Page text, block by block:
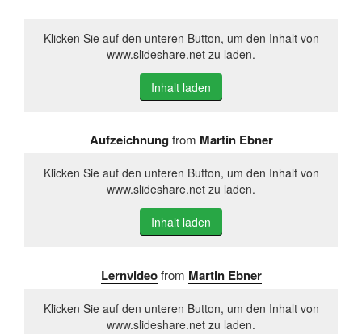
Klicken Sie auf den unteren Button, um den Inhalt von
www.slideshare.net zu laden.
Inhalt laden
Aufzeichnung from Martin Ebner
Klicken Sie auf den unteren Button, um den Inhalt von
www.slideshare.net zu laden.
Inhalt laden
Lernvideo from Martin Ebner
Klicken Sie auf den unteren Button, um den Inhalt von
www.slideshare.net zu laden.